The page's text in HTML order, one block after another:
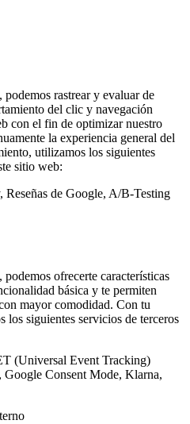
rastrear y evaluar de
del clic y navegación
con el fin de optimizar nuestro
la experiencia general del
utilizamos los siguientes
sitio web:
de Google, A/B-Testing
ofrecerte características
básica y te permiten
mayor comodidad. Con tu
los siguientes servicios de terceros
(Universal Event Tracking)
Consent Mode, Klarna,